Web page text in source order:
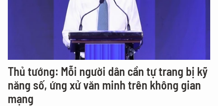
Thủ tướng: Mỗi người dân cần tự trang bị kỹ
năng số, ứng xử văn minh trên không gian
mạng